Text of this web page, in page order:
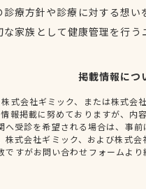
診療方針や診療に対する想
な家族として健康管理を行
掲載情報につ
式会社ギミック、または株式会
報掲載に努めておりますが、内
へ受診を希望される場合は、事
株式会社ギミック、および株式
ですがお問い合わせフォームよ